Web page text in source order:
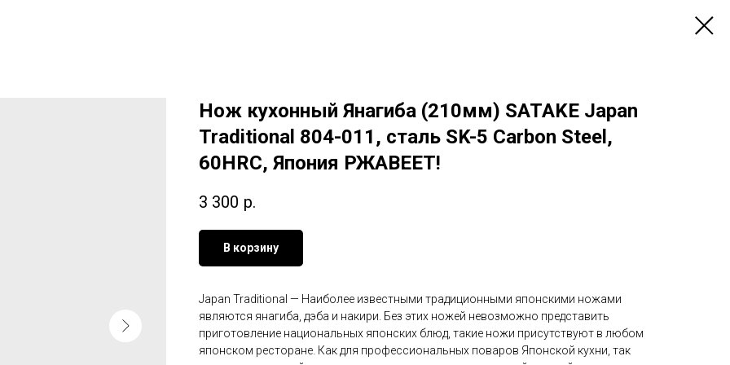
Нож кухонный Янагиба (210мм) SATAKE Japan
Traditional 804-011, сталь SK-5 Carbon Steel,
60HRC, Япония РЖАВЕЕТ!
3 300 р.
В корзину
Japan Traditional — Наиболее известными традиционными японскими ножами
являются янагиба, дэба и накири. Без этих ножей невозможно представить
приготовление национальных японских блюд, такие ножи присутствуют в любом
японском ресторане. Как для профессиональных поваров Японской кухни, так